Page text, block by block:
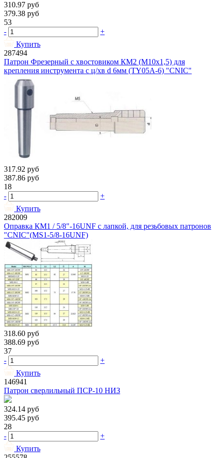
310.97 руб
379.38 руб
53
-
+
Купить
287494
Патрон Фрезерный с хвостовиком КМ2 (М10х1,5) для
крепления инструмента с ц/хв d 6мм (TY05A-6) "CNIC"
317.92 руб
387.86 руб
18
-
+
Купить
282009
Оправка КМ1 / 5/8"-16UNF с лапкой, для резьбовых патронов
"CNIC"(MS1-5/8-16UNF)
318.60 руб
388.69 руб
37
-
+
Купить
146941
Патрон сверлильный ПСР-10 НИЗ
324.14 руб
395.45 руб
28
-
+
Купить